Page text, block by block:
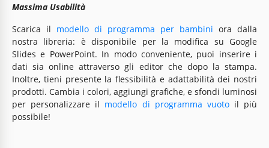
Massima Usabilità
Scarica il modello di programma per bambini ora dalla
nostra libreria: è disponibile per la modifica su Google
Slides e PowerPoint. In modo conveniente, puoi inserire i
dati sia online attraverso gli editor che dopo la stampa.
Inoltre, tieni presente la flessibilità e adattabilità dei nostri
prodotti. Cambia i colori, aggiungi grafiche, e sfondi luminosi
per personalizzare il modello di programma vuotoil più
possibile!